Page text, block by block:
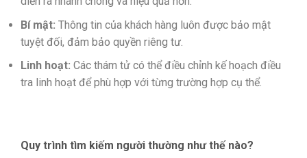
Bí mật: Thông tin của khách hàng luôn được bảo mật
tuyệt đối, đảm bảo quyền riêng tư.
Linh hoạt: Các thám tử có thể điều chỉnh kế hoạch điều
tra linh hoạt để phù hợp với từng trường hợp cụ thể.
Quy trình tìm kiếm người thường như thế nào?